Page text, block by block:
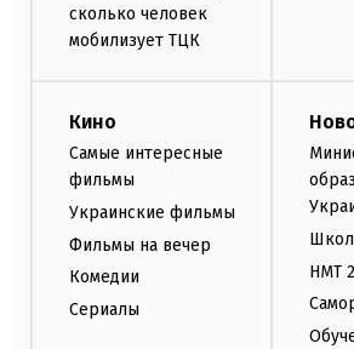
сколько человек
мобилизует ТЦК
Кино
Самые интересные
фильмы
Украинские фильмы
Фильмы на вечер
Комедии
Сериалы
НМТ